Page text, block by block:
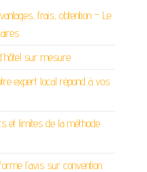
frais, obtention – Le
sur mesure
expert local répond à vos
et limites de la méthode
l’avis sur convention